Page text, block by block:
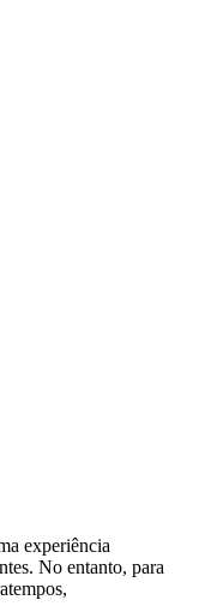
experiência
No entanto, para